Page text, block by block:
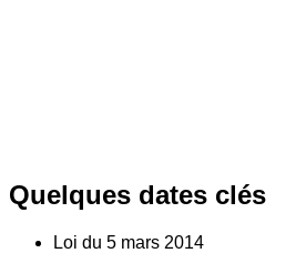
Quelques dates clés
Loi du 5 mars 2014